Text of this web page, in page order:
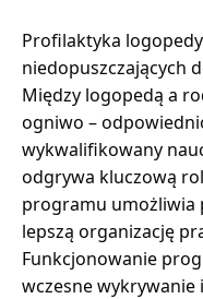
Profilaktyka
niedopuszczających
Między logopedą a
ogniwo –
wykwalifikowany
odgrywa kluczową
programu umożliwia
lepszą organizację
Funkcjonowanie
wczesne